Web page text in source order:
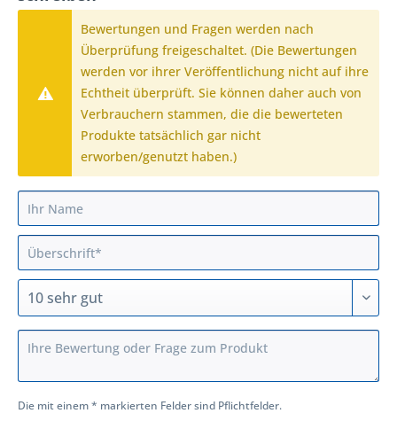
Bewertungen und Fragen werden nach
Überprüfung freigeschaltet. (Die Bewertungen
werden vor ihrer Veröffentlichung nicht auf ihre
Echtheit überprüft. Sie können daher auch von
Verbrauchern stammen, die die bewerteten
Produkte tatsächlich gar nicht
erworben/genutzt haben.)
Die mit einem * markierten Felder sind Pflichtfelder.